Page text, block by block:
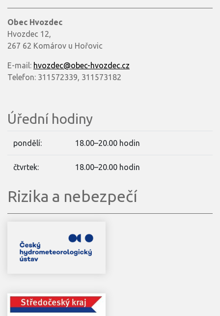
Obec Hvozdec
Hvozdec 12,
267 62 Komárov u Hořovic
E-mail: hvozdec@obec-hvozdec.cz
Telefon: 311572339, 311573182
Úřední hodiny
pondělí: 18.00–20.00 hodin
čtvrtek: 18.00–20.00 hodin
Rizika a nebezpečí